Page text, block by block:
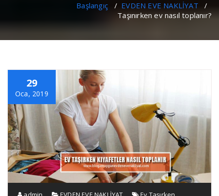
Başlangıç/ EVDEN EVE NAKLİYAT /
Taşınırken ev nasıl toplanır?
29
Oca, 2019